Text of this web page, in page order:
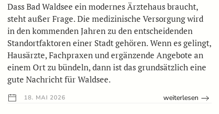
Dass Bad Waldsee ein modernes Ärztehaus braucht,
steht außer Frage. Die medizinische Versorgung wird
in den kommenden Jahren zu den entscheidenden
Standortfaktoren einer Stadt gehören. Wenn es gelingt,
Hausärzte, Fachpraxen und ergänzende Angebote an
einem Ort zu bündeln, dann ist das grundsätzlich eine
gute Nachricht für Waldsee.
18. MAI 2026 weiterlesen